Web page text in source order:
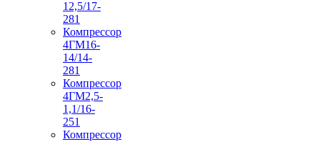
12,5/17-
281
Компрессор
4ГМ16-
14/14-
281
Компрессор
4ГМ2,5-
1,1/16-
251
Компрессор